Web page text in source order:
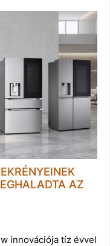
AZ
innovációja tíz évvel